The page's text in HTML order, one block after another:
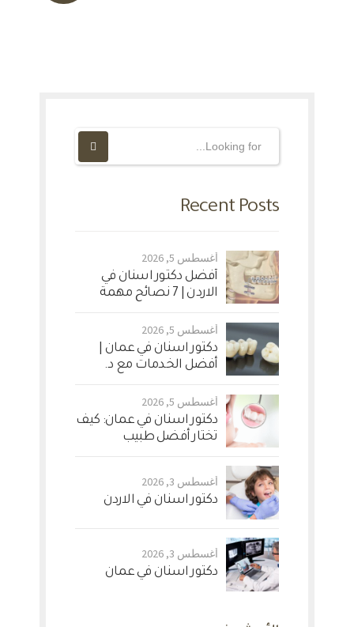
Recent Posts
أغسطس 5, 2026
أفضل دكتور اسنان في
الاردن | 7 نصائح مهمة
أغسطس 5, 2026
دكتور اسنان في عمان |
أفضل الخدمات مع د.
أغسطس 5, 2026
دكتور اسنان في عمان: كيف
تختار أفضل طبيب
أغسطس 3, 2026
دكتور اسنان في الاردن
أغسطس 3, 2026
دكتور اسنان في عمان